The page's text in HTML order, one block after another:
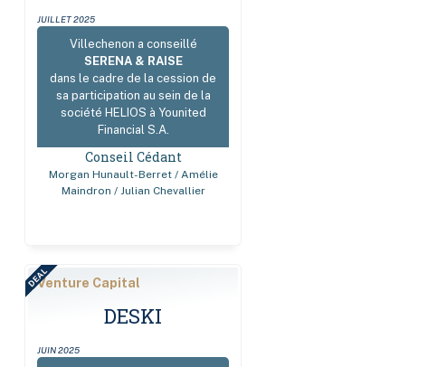
JUILLET 2025
Villechenon a conseillé
SERENA & RAISE
dans le cadre de la cession de
sa participation au sein de la
société HELIOS à Younited
Financial S.A.
Conseil Cédant
Morgan Hunault-Berret / Amélie
Maindron / Julian Chevallier
Venture Capital
DESKI
JUIN 2025
DEAL